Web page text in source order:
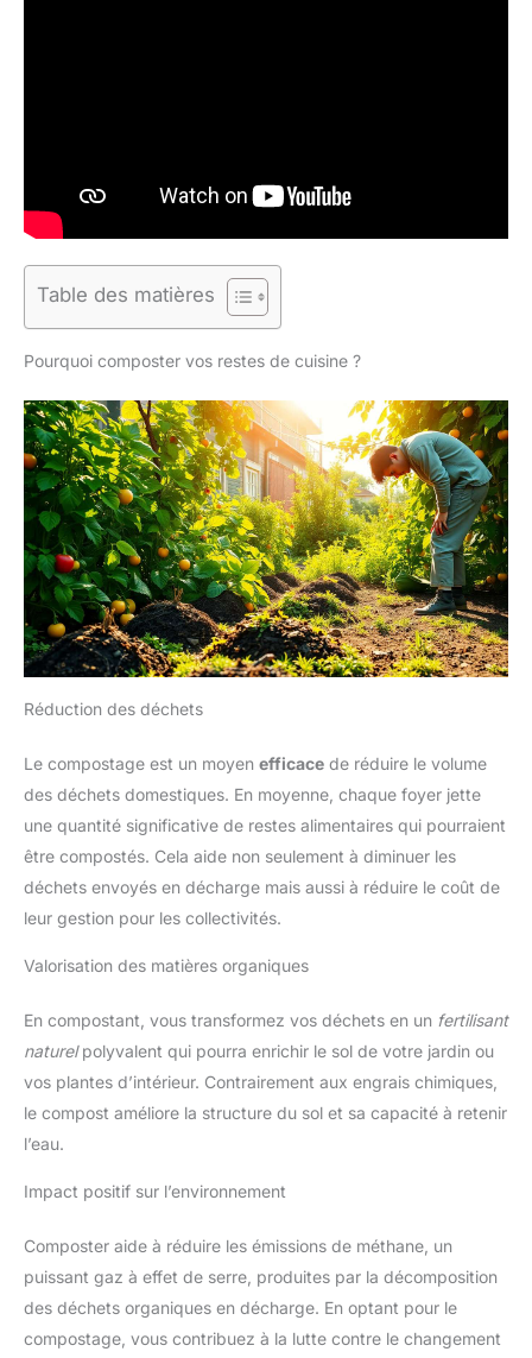
Table des matières
Pourquoi composter vos restes de cuisine ?
Réduction des déchets
Le compostage est un moyen efficace de réduire le volume
des déchets domestiques. En moyenne, chaque foyer jette
une quantité significative de restes alimentaires qui pourraient
être compostés. Cela aide non seulement à diminuer les
déchets envoyés en décharge mais aussi à réduire le coût de
leur gestion pour les collectivités.
Valorisation des matières organiques
En compostant, vous transformez vos déchets en un fertilisant
naturelpolyvalent qui pourra enrichir le sol de votre jardin ou
vos plantes d’intérieur. Contrairement aux engrais chimiques,
le compost améliore la structure du sol et sa capacité à retenir
l’eau.
Impact positif sur l’environnement
Composter aide à réduire les émissions de méthane, un
puissant gaz à effet de serre, produites par la décomposition
des déchets organiques en décharge. En optant pour le
compostage, vous contribuez à la lutte contre le changement